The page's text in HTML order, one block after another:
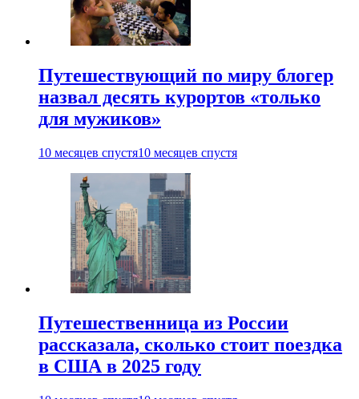
Путешествующий по миру блогер
назвал десять курортов «только
для мужиков»
10 месяцев спустя10 месяцев спустя
Путешественница из России
рассказала, сколько стоит поездка
в США в 2025 году